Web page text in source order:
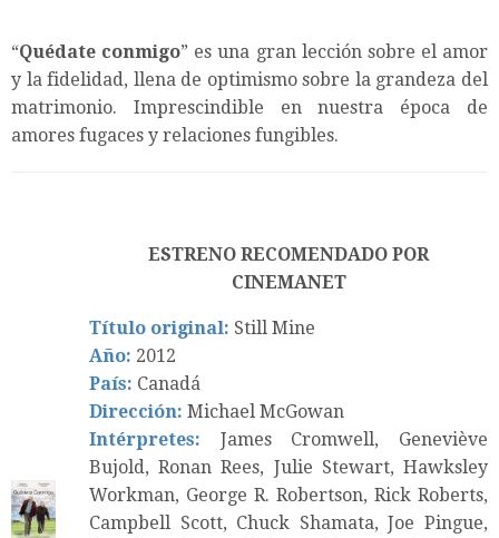
“Quédate conmigo” es una gran lección sobre el amor
y la fidelidad, llena de optimismo sobre la grandeza del
matrimonio. Imprescindible en nuestra época de
amores fugaces y relaciones fungibles.
ESTRENO RECOMENDADO POR
CINEMANET
Título original: Still Mine
Año: 2012
País: Canadá
Dirección: Michael McGowan
Intérpretes: James Cromwell, Geneviève
Bujold, Ronan Rees, Julie Stewart, Hawksley
Workman, George R. Robertson, Rick Roberts,
Campbell Scott, Chuck Shamata, Joe Pingue,